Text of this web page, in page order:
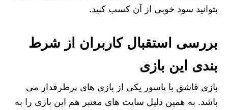
بتوانید سود خوبی از آن کسب کنید.
بررسی استقبال کاربران از شرط
بندی این بازی
بازی قاشق با پاسور یکی از بازی های پرطرفدار می
باشد. به همین دلیل سایت های معتبر هم این بازی را به